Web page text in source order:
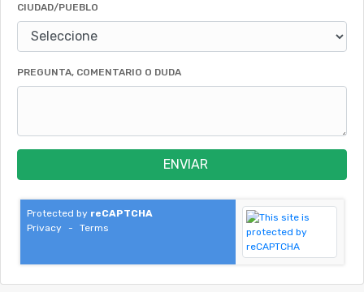
CIUDAD/PUEBLO
PREGUNTA, COMENTARIO O DUDA
ENVIAR
Protected by reCAPTCHA
Privacy
- Terms